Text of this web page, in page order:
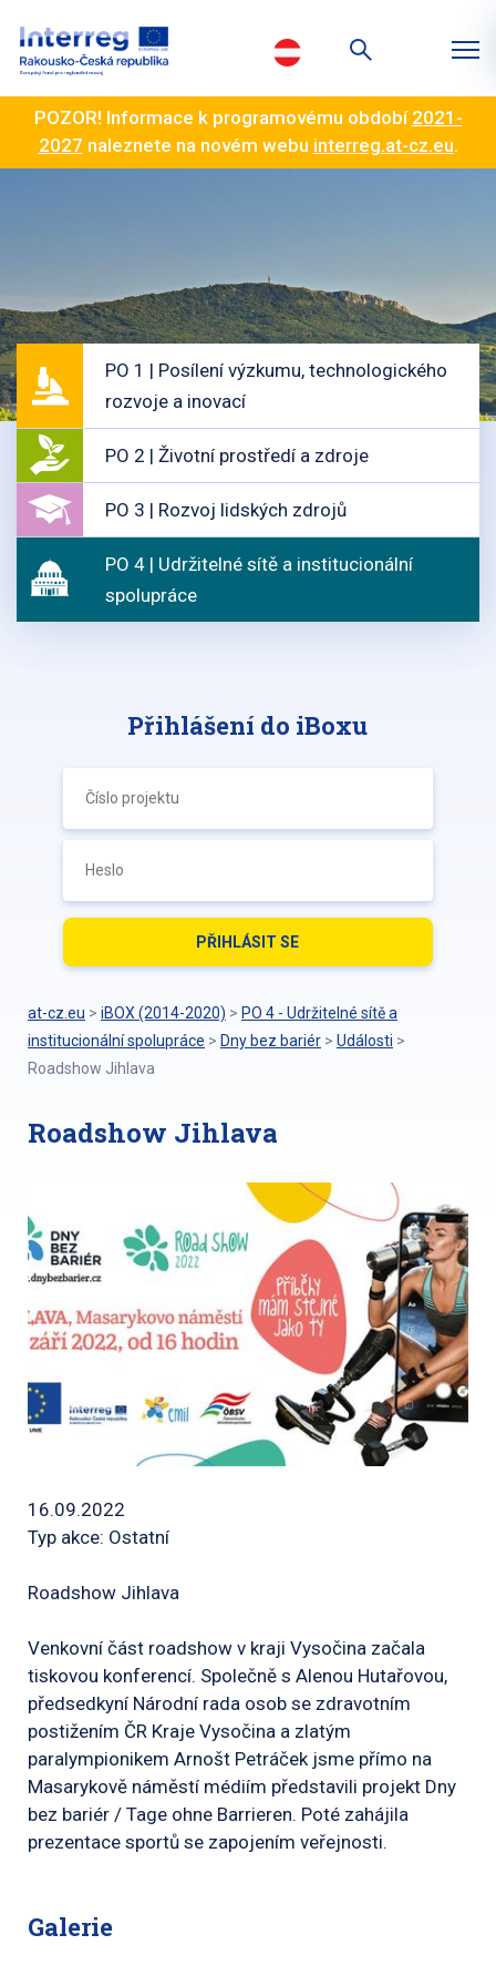
POZOR! Informace k programovému období 2021-
2027 naleznete na novém webu interreg.at-cz.eu.
PO 1 | Posílení výzkumu, technologického
rozvoje a inovací
PO 2 | Životní prostředí a zdroje
PO 3 | Rozvoj lidských zdrojů
PO 4 | Udržitelné sítě a institucionální
spolupráce
Přihlášení do iBoxu
at-cz.eu > iBOX (2014-2020) > PO 4 - Udržitelné sítě a
institucionální spolupráce > Dny bez bariér > Události >
Roadshow Jihlava
Roadshow Jihlava
16.09.2022
Typ akce: Ostatní
Roadshow Jihlava
Venkovní část roadshow v kraji Vysočina začala
tiskovou konferencí. Společně s Alenou Hutařovou,
předsedkyní Národní rada osob se zdravotním
postižením ČR Kraje Vysočina a zlatým
paralympionikem Arnošt Petráček jsme přímo na
Masarykově náměstí médiím představili projekt Dny
bez bariér / Tage ohne Barrieren. Poté zahájila
prezentace sportů se zapojením veřejnosti.
Galerie